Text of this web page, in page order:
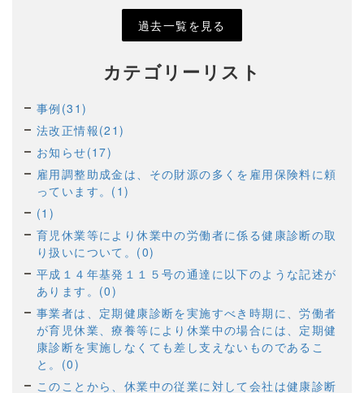
過去一覧を見る
カテゴリーリスト
事例(31)
法改正情報(21)
お知らせ(17)
雇用調整助成金は、その財源の多くを雇用保険料に頼
っています。(1)
(1)
育児休業等により休業中の労働者に係る健康診断の取
り扱いについて。(0)
平成１４年基発１１５号の通達に以下のような記述が
あります。(0)
事業者は、定期健康診断を実施すべき時期に、労働者
が育児休業、療養等により休業中の場合には、定期健
康診断を実施しなくても差し支えないものであるこ
と。(0)
このことから、休業中の従業に対して会社は健康診断